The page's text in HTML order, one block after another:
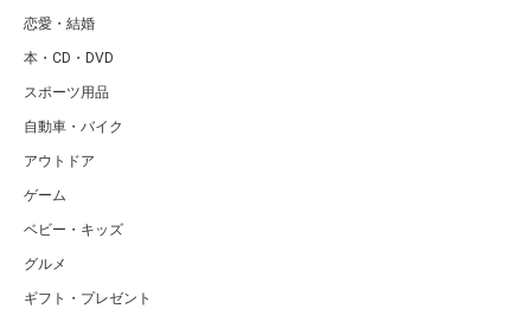
恋愛・結婚
本・CD・DVD
スポーツ用品
自動車・バイク
アウトドア
ゲーム
ベビー・キッズ
グルメ
ギフト・プレゼント